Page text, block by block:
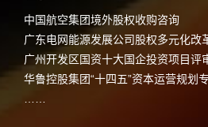
中国航空集团境外股权收购咨询
广东电网能源发展公司股权多元化改
广州开发区国资十大国企投资项目评
华鲁控股集团“十四五”资本运营规划